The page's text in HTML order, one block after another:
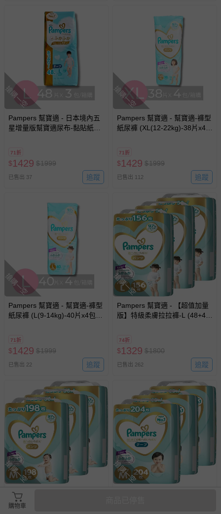
問，你可詳見：媽咪愛客服中心
預購商品：預購為海外同步代購，遇缺貨即會通知媽咪並協
助取消退款事宜。
商品如因「價格、組合」等錯誤原因，導致無法安排出貨，
會主動以簡訊及mail通知訂單取消事宜，並將提供適當補
償。
搶購一空
Pampers 幫寶適 - 日本境內五
星增量版幫寶適尿布-黏貼紙尿
71折
$1429 $1999
已售出 37 追蹤
搶購一空
Pampers 幫寶適 - 幫寶適-褲型
紙尿褲 (XL(12-22kg)-38片x4
71折
$1429 $1999
已售出 112 追蹤
搶購一空
Pampers 幫寶適 - 幫寶適-褲型
紙尿褲 (L(9-14kg)-40片x4包/
71折
$1429 $1999
已售出 22 追蹤
搶購一空
Pampers 幫寶適 - 【超值加量
版】特級柔膚拉拉褲-L (48+4片
74折
$1329 $1800
已售出 262 追蹤
搶購一空
Pampers 幫寶適 - 【超值加量
版】特級柔膚拉拉褲-M (62+4
搶購一空
購物車